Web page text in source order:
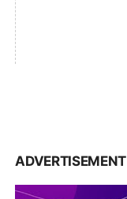
ADVERTISEMENT